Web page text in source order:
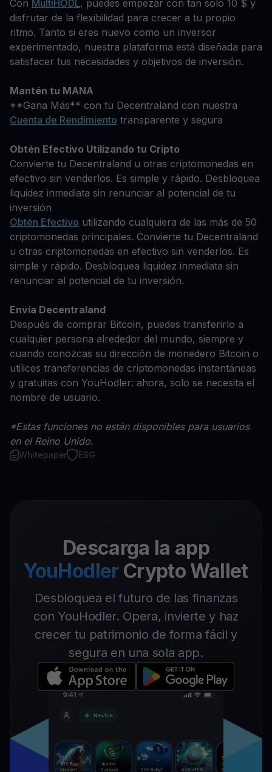
Con MultiHODL, puedes empezar con tan solo 10 $ y
disfrutar de la flexibilidad para crecer a tu propio
ritmo. Tanto si eres nuevo como un inversor
experimentado, nuestra plataforma está diseñada para
satisfacer tus necesidades y objetivos de inversión.
Mantén tu MANA
**Gana Más** con tu Decentraland con nuestra
Cuenta de Rendimiento transparente y segura
Obtén Efectivo Utilizando tu Cripto
Convierte tu Decentraland u otras criptomonedas en
efectivo sin venderlos. Es simple y rápido. Desbloquea
liquidez inmediata sin renunciar al potencial de tu
inversión
Obtén Efectivo utilizando cualquiera de las más de 50
criptomonedas principales. Convierte tu Decentraland
u otras criptomonedas en efectivo sin venderlos. Es
simple y rápido. Desbloquea liquidez inmediata sin
renunciar al potencial de tu inversión.
Envía Decentraland
Después de comprar Bitcoin, puedes transferirlo a
cualquier persona alrededor del mundo, siempre y
cuando conozcas su dirección de monedero Bitcoin o
utilices transferencias de criptomonedas instantáneas
y gratuitas con YouHodler: ahora, solo se necesita el
nombre de usuario.
*Estas funciones no están disponibles para usuarios
en el Reino Unido.
Whitepaper ESG
Descarga la app
YouHodler Crypto Wallet
Desbloquea el futuro de las finanzas
con YouHodler. Opera, invierte y haz
crecer tu patrimonio de forma fácil y
segura en una sola app.